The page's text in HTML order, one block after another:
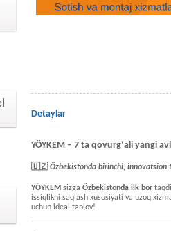
Detaylar
YÖYKEM – 7 ta qovurg‘ali yangi
🇺🇿 Özbekistonda birinchi, innovatsion
YÖYKEM sizga Özbekistonda ilk bor
issiqlikni saqlash xususiyati va uzoq
uchun ideal tanlov!